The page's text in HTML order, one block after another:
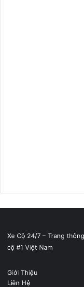
Xe Cộ 24/7 – Trang
cộ #1 Việt Nam
Giới Thiệu
Liên Hệ